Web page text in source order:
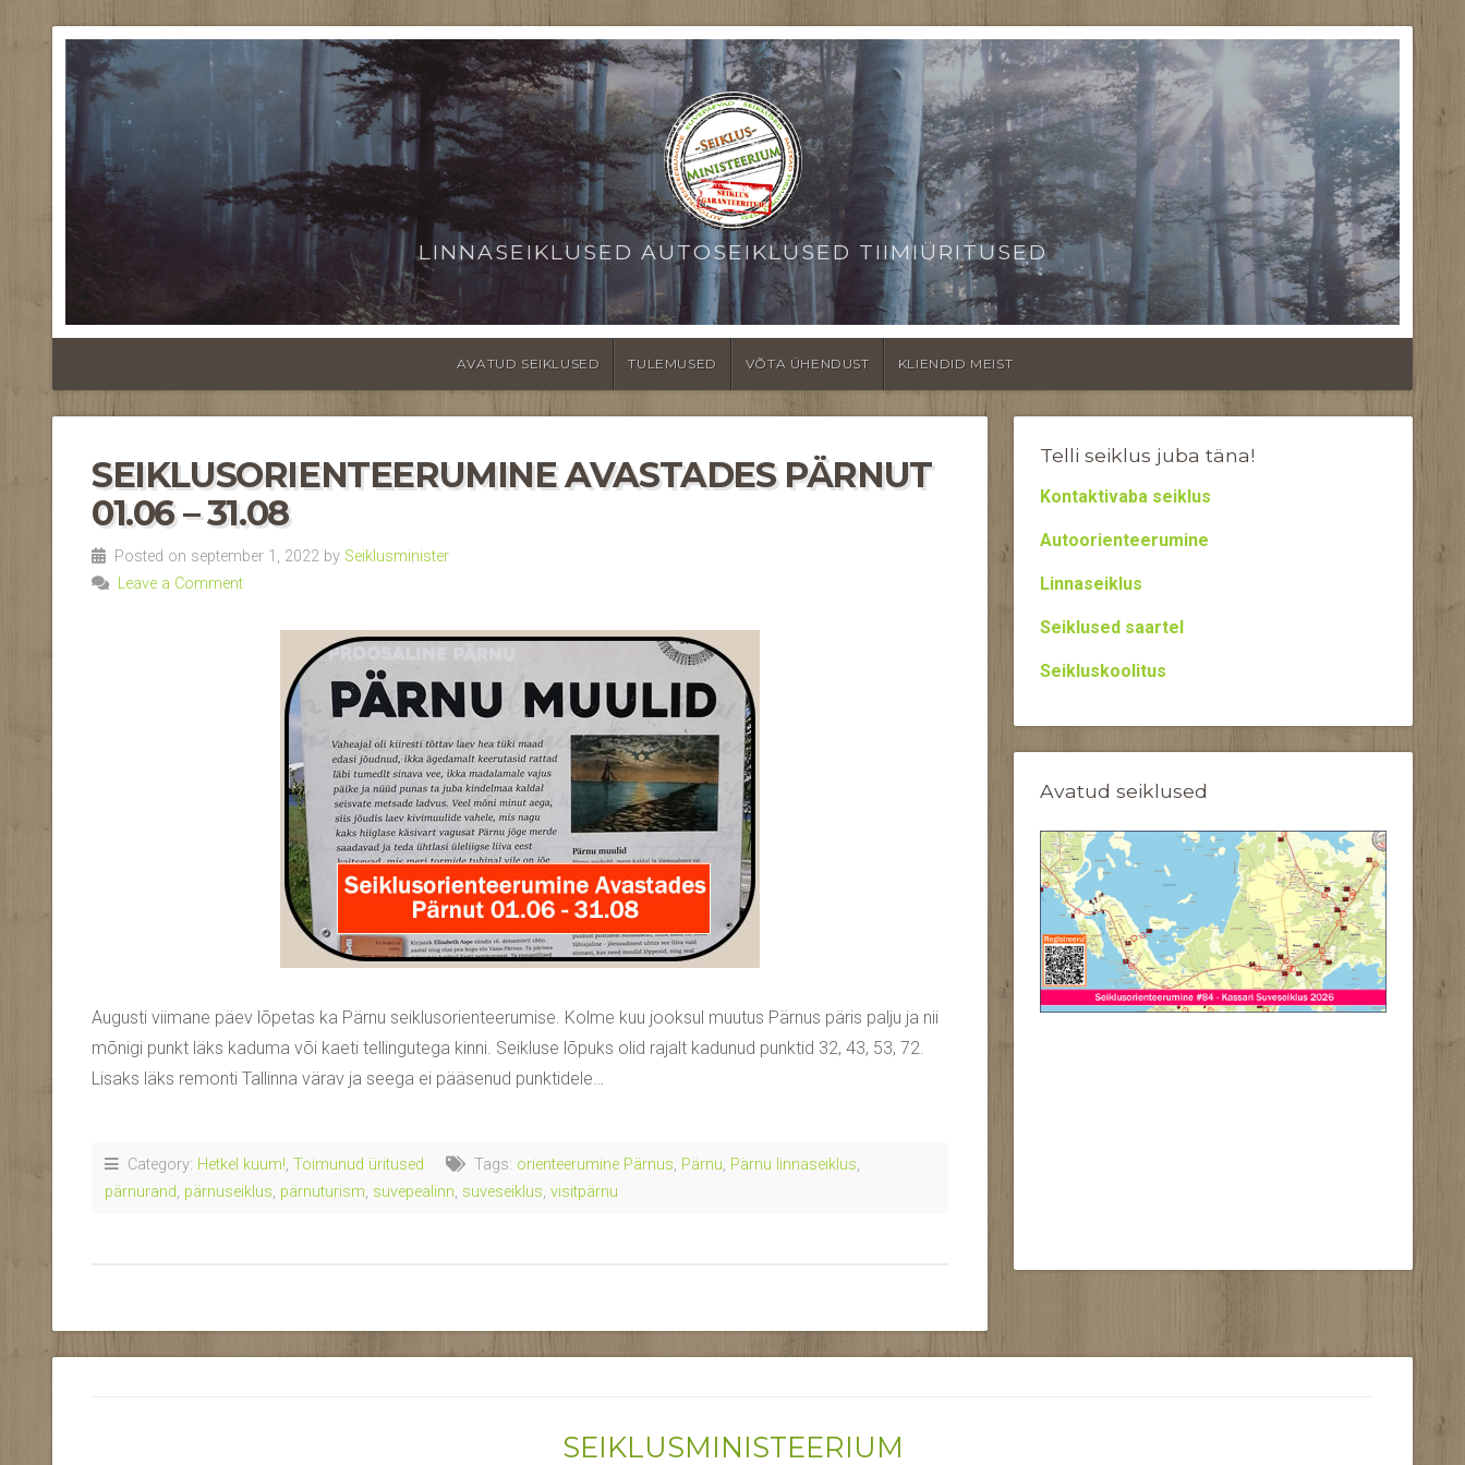
LINNASEIKLUSED AUTOSEIKLUSED TIIMIÜRITUSED
AVATUD SEIKLUSED TULEMUSED VÕTA ÜHENDUST KLIENDID MEIST
SEIKLUSORIENTEERUMINE AVASTADES PÄRNUT
01.06 – 31.08
Posted on september 1, 2022 by Seiklusminister
Leave a Comment
Augusti viimane päev lõpetas ka Pärnu seiklusorienteerumise. Kolme kuu jooksul muutus Pärnus päris palju ja nii
mõnigi punkt läks kaduma või kaeti tellingutega kinni. Seikluse lõpuks olid rajalt kadunud punktid 32, 43, 53, 72.
Lisaks läks remonti Tallinna värav ja seega ei pääsenud punktidele…
Category: Hetkel kuum!, Toimunud üritused Tags: orienteerumine Pärnus, Pärnu, Pärnu linnaseiklus,
pärnurand, pärnuseiklus, pärnuturism, suvepealinn, suveseiklus, visitpärnu
Telli seiklus juba täna!
Kontaktivaba seiklus
Autoorienteerumine
Linnaseiklus
Seiklused saartel
Seikluskoolitus
Avatud seiklused
SEIKLUSMINISTEERIUM